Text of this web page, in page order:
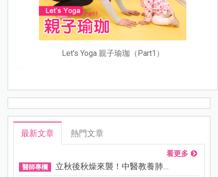
Let's Yoga 親子瑜珈（Part1）
最新文章 熱門文章
看更多
醫師專欄 立秋後秋燥來襲！中醫教養肺...